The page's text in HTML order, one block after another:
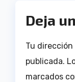
Deja
Tu
publicada.
marcados